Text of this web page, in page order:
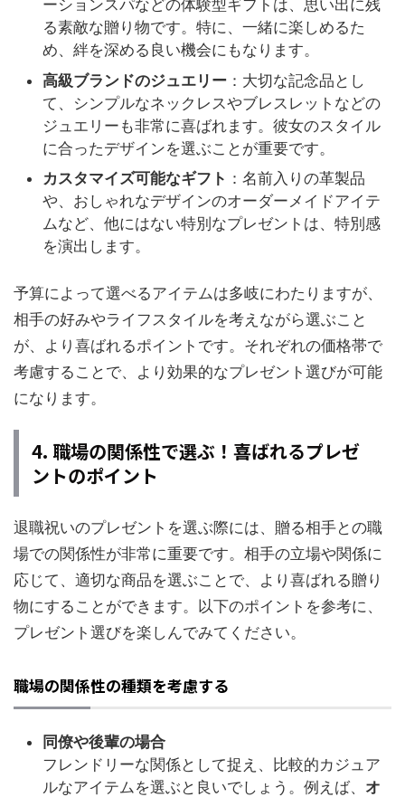
ーションスパなどの体験型ギフトは、思い出に残
る素敵な贈り物です。特に、一緒に楽しめるた
め、絆を深める良い機会にもなります。
高級ブランドのジュエリー ：大切な記念品とし
て、シンプルなネックレスやブレスレットなどの
ジュエリーも非常に喜ばれます。彼女のスタイル
に合ったデザインを選ぶことが重要です。
カスタマイズ可能なギフト ：名前入りの革製品
や、おしゃれなデザインのオーダーメイドアイテ
ムなど、他にはない特別なプレゼントは、特別感
を演出します。
予算によって選べるアイテムは多岐にわたりますが、
相手の好みやライフスタイルを考えながら選ぶこと
が、より喜ばれるポイントです。それぞれの価格帯で
考慮することで、より効果的なプレゼント選びが可能
になります。
4. 職場の関係性で選ぶ！喜ばれるプレゼ
ントのポイント
退職祝いのプレゼントを選ぶ際には、贈る相手との職
場での関係性が非常に重要です。相手の立場や関係に
応じて、適切な商品を選ぶことで、より喜ばれる贈り
物にすることができます。以下のポイントを参考に、
プレゼント選びを楽しんでみてください。
職場の関係性の種類を考慮する
同僚や後輩の場合
フレンドリーな関係として捉え、比較的カジュア
ルなアイテムを選ぶと良いでしょう。例えば、 オ